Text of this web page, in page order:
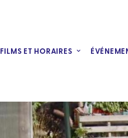
FILMS ET HORAIRES